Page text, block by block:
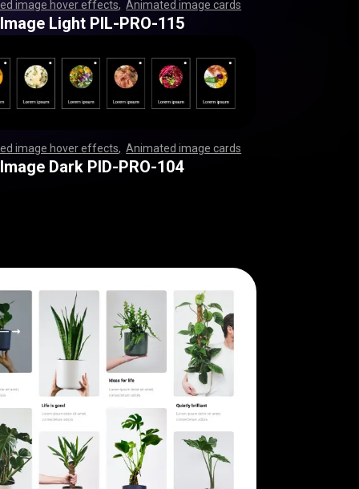
image hover effects ,Animated image cards
,,,,,,,,,,,,,,,,,,,,,,,,,, ,,,,,,,,,,,,,,,,,,,,,,,,,
,,,,,,,,,,,,,,,,,,,,,,,,,, ,,,,,,,,,,,,,,,,,,,,,,,,,
,,,,,,,,,,,,,,,,,,,,,,,,,, ,,,,,,,,,,,,,,,,,,,,,,,,,
Light PIL-PRO-115
image hover effects ,Animated image cards
,,,,,,,,,,,,,,,,,,,,,,,,,, ,,,,,,,,,,,,,,,,,,,,,,,,,
,,,,,,,,,,,,,,,,,,,,,,,,,, ,,,,,,,,,,,,,,,,,,,,,,,,,
,,,,,,,,,,,,,,,,,,,,,,,,,, ,,,,,,,,,,,,,,,,,,,,,,,,,
Dark PID-PRO-104